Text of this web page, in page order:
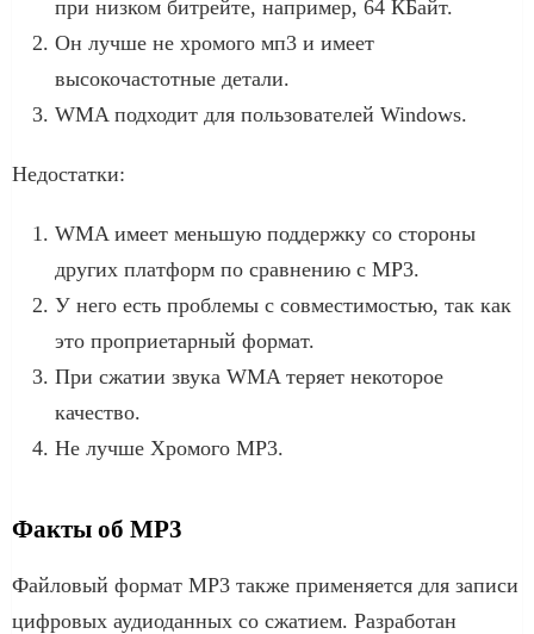
при низком битрейте, например, 64 КБайт.
Он лучше не хромого мп3 и имеет
высокочастотные детали.
WMA подходит для пользователей Windows.
Недостатки:
WMA имеет меньшую поддержку со стороны
других платформ по сравнению с MP3.
У него есть проблемы с совместимостью, так как
это проприетарный формат.
При сжатии звука WMA теряет некоторое
качество.
Не лучше Хромого MP3.
Факты об MP3
Файловый формат MP3 также применяется для записи
цифровых аудиоданных со сжатием. Разработан